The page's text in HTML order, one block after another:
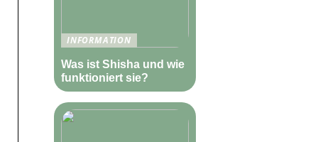
INFORMATION
Was ist Shisha und wie
funktioniert sie?